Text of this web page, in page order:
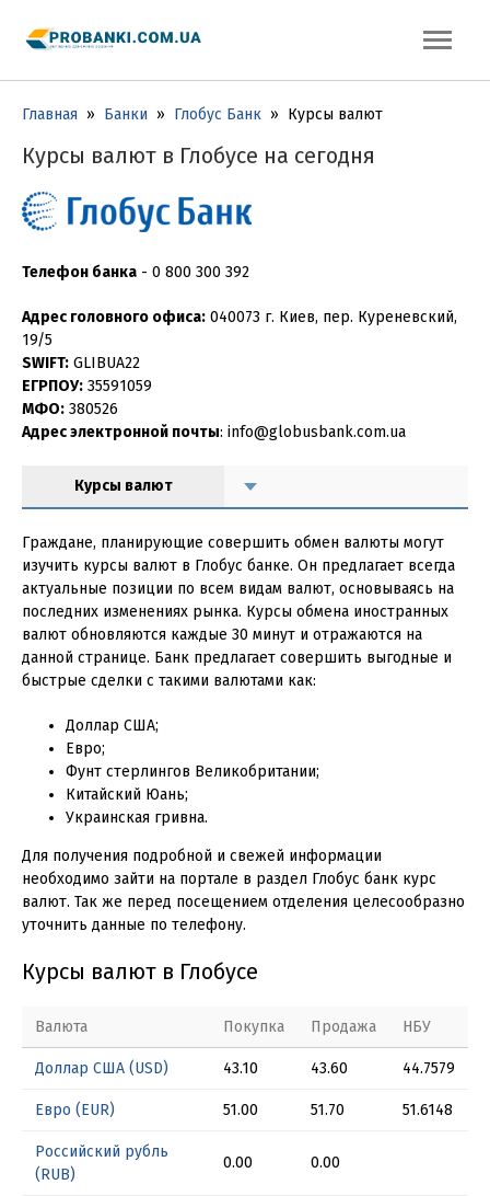
Главная » Банки » Глобус Банк » Курсы валют
Курсы валют в Глобусе на сегодня
Телефон банка - 0 800 300 392
Адрес головного офиса: 040073 г. Киев, пер. Куреневский,
19/5
SWIFT: GLIBUA22
ЕГРПОУ: 35591059
МФО: 380526
Адрес электронной почты: info@globusbank.com.ua
Курсы валют
Граждане, планирующие совершить обмен валюты могут
изучить курсы валют в Глобус банке. Он предлагает всегда
актуальные позиции по всем видам валют, основываясь на
последних изменениях рынка. Курсы обмена иностранных
валют обновляются каждые 30 минут и отражаются на
данной странице. Банк предлагает совершить выгодные и
быстрые сделки с такими валютами как:
Доллар США;
Евро;
Фунт стерлингов Великобритании;
Китайский Юань;
Украинская гривна.
Для получения подробной и свежей информации
необходимо зайти на портале в раздел Глобус банк курс
валют. Так же перед посещением отделения целесообразно
уточнить данные по телефону.
Курсы валют в Глобусе
Валюта Покупка Продажа НБУ
Доллар США (USD) 43.10 43.60 44.7579
Евро (EUR) 51.00 51.70 51.6148
Российский рубль
(RUB)
0.00 0.00